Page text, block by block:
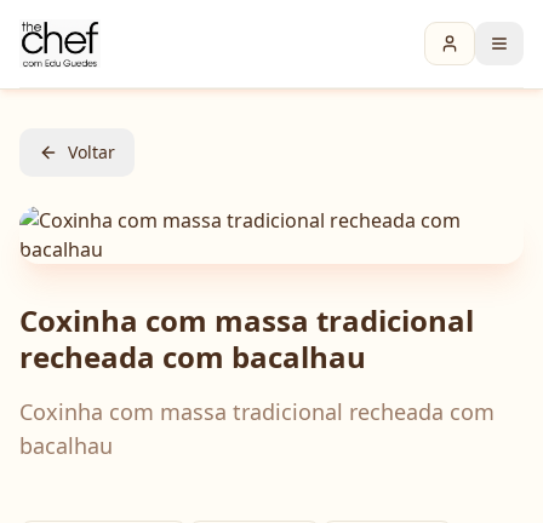
Voltar
Coxinha com massa tradicional
recheada com bacalhau
Coxinha com massa tradicional recheada com
bacalhau